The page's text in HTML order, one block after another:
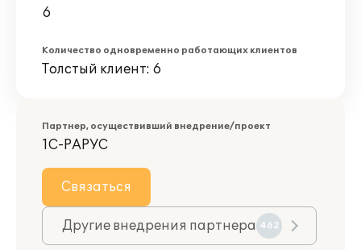
6
Количество одновременно работающих клиентов
Толстый клиент: 6
Партнер, осуществивший внедрение/проект
1С-РАРУС
Связаться
Другие внедрения партнера 462